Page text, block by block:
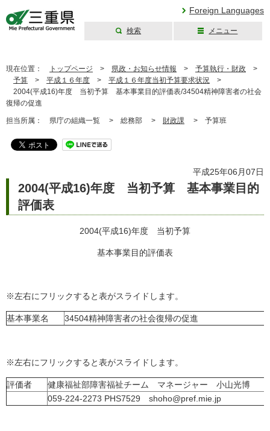
Foreign Languages
検索 メニュー
現在位置： トップページ > 県政・お知らせ情報 > 予算執行・財政 >
予算 > 平成１６年度 > 平成１６年度当初予算要求状況 >
2004(平成16)年度 当初予算 基本事業目的評価表/34504精神障害者の社会
復帰の促進
担当所属： 県庁の組織一覧 > 総務部 > 財政課 > 予算班
平成25年06月07日
2004(平成16)年度 当初予算 基本事業目的
評価表
2004(平成16)年度 当初予算
基本事業目的評価表
※左右にフリックすると表がスライドします。
基本事業名 34504精神障害者の社会復帰の促進
※左右にフリックすると表がスライドします。
評価者
健康福祉部障害福祉チーム マネージャー 小山光博
059-224-2273 PHS7529 shoho@pref.mie.jp